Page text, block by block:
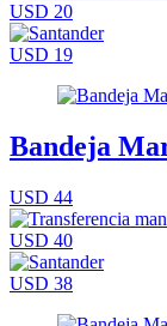
USD 20
USD 19
Bandeja
USD 44
USD 40
USD 38